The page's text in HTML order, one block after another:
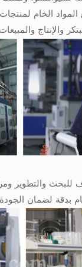
المواد الخام
للبحث والتطوير